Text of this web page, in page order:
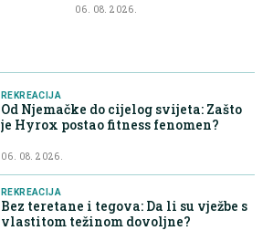
06. 08. 2026.
REKREACIJA
Od Njemačke do cijelog svijeta: Zašto
je Hyrox postao fitness fenomen?
06. 08. 2026.
REKREACIJA
Bez teretane i tegova: Da li su vježbe s
vlastitom težinom dovoljne?